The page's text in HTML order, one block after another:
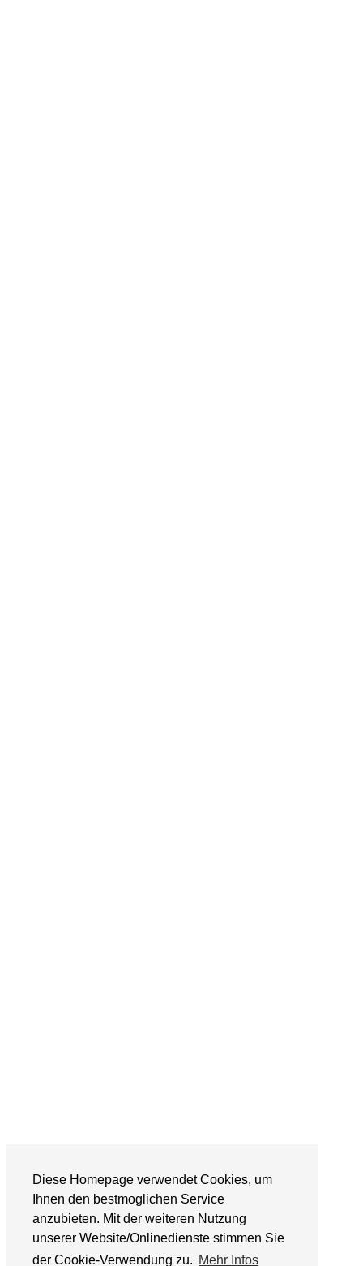
Diese Homepage verwendet Cookies, um
Ihnen den bestmoglichen Service
anzubieten. Mit der weiteren Nutzung
unserer Website/Onlinedienste stimmen Sie
der Cookie-Verwendung zu. Mehr Infos